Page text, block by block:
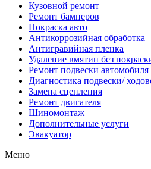
Кузовной ремонт
Ремонт бамперов
Покраска авто
Антикоррозийная обработка
Антигравийная пленка
Удаление вмятин без
Ремонт подвески автомобиля
Диагностика подвески/
Замена сцепления
Ремонт двигателя
Шиномонтаж
Дополнительные услуги
Эвакуатор
Меню